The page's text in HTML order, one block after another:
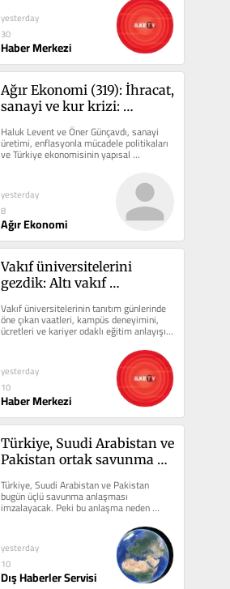
yesterday
30
Haber Merkezi
Ağır Ekonomi (319): İhracat,
sanayi ve kur krizi:
Türkiye’de üretim alarm
veriyor
Haluk Levent ve Öner Günçavdı, sanayi
üretimi, enflasyonla mücadele politikaları
ve Türkiye ekonomisinin yapısal
sorunlarını değerlendirdi.
yesterday
8
Ağır Ekonomi
Vakıf üniversitelerini
gezdik: Altı vakıf
satıyor
Vakıf üniversitelerinin tanıtım günlerinde
öne çıkan vaatleri, kampüs deneyimini,
ücretleri ve kariyer odaklı eğitim anlayışını
yesterday
10
Haber Merkezi
Türkiye, Suudi Arabistan ve
Pakistan ortak savunma
Türkiye, Suudi Arabistan ve Pakistan
bugün üçlü savunma anlaşması
imzalayacak. Peki bu anlaşma neden
önemli?
yesterday
10
Dış Haberler Servisi